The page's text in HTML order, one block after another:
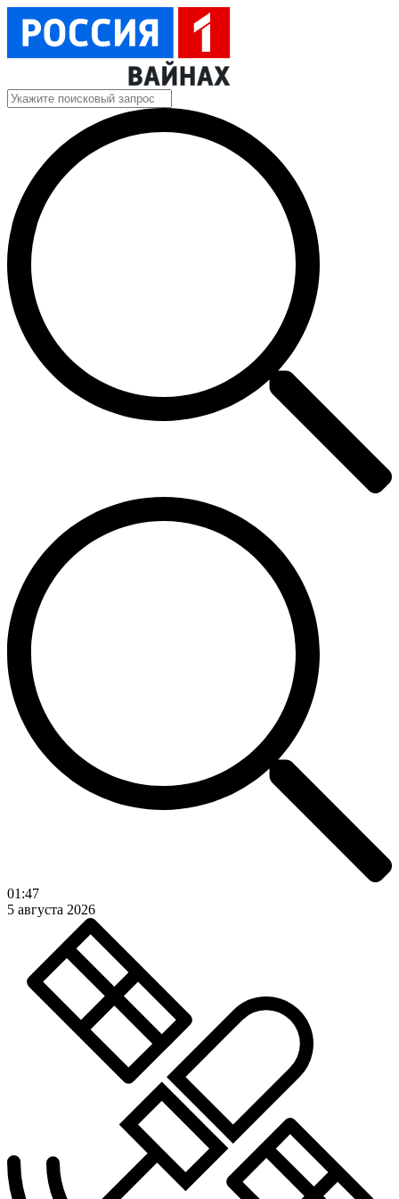
01:47
5 августа 2026